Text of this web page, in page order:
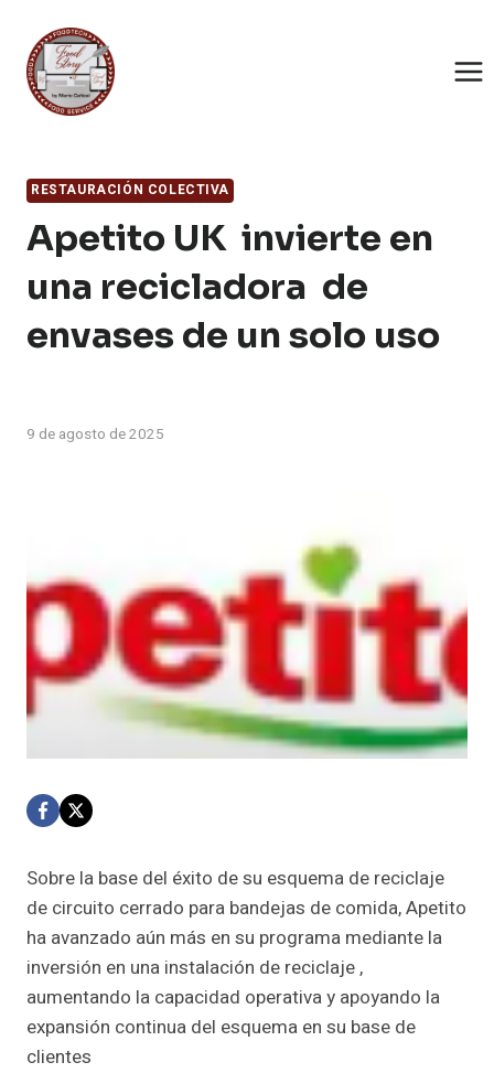
contenido
RESTAURACIÓN COLECTIVA
Apetito UK invierte en
una recicladora de
envases de un solo uso
9 de agosto de 2025
Sobre la base del éxito de su esquema de reciclaje
de circuito cerrado para bandejas de comida, Apetito
ha avanzado aún más en su programa mediante la
inversión en una instalación de reciclaje ,
aumentando la capacidad operativa y apoyando la
expansión continua del esquema en su base de
clientes